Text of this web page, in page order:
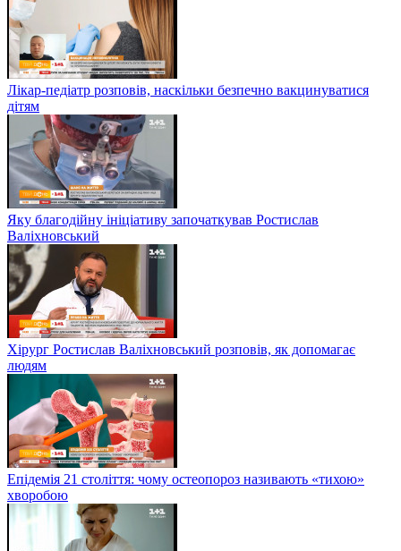
Лікар-педіатр розповів, наскільки безпечно вакцинуватися
дітям
Яку благодійну ініціативу започаткував Ростислав
Валіхновський
Хірург Ростислав Валіхновський розповів, як допомагає
людям
Епідемія 21 століття: чому остеопороз називають «тихою»
хворобою